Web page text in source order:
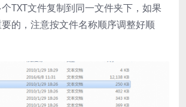
TXT文件复制到同一文件夹下，如果
的，注意按文件名称顺序调整好顺